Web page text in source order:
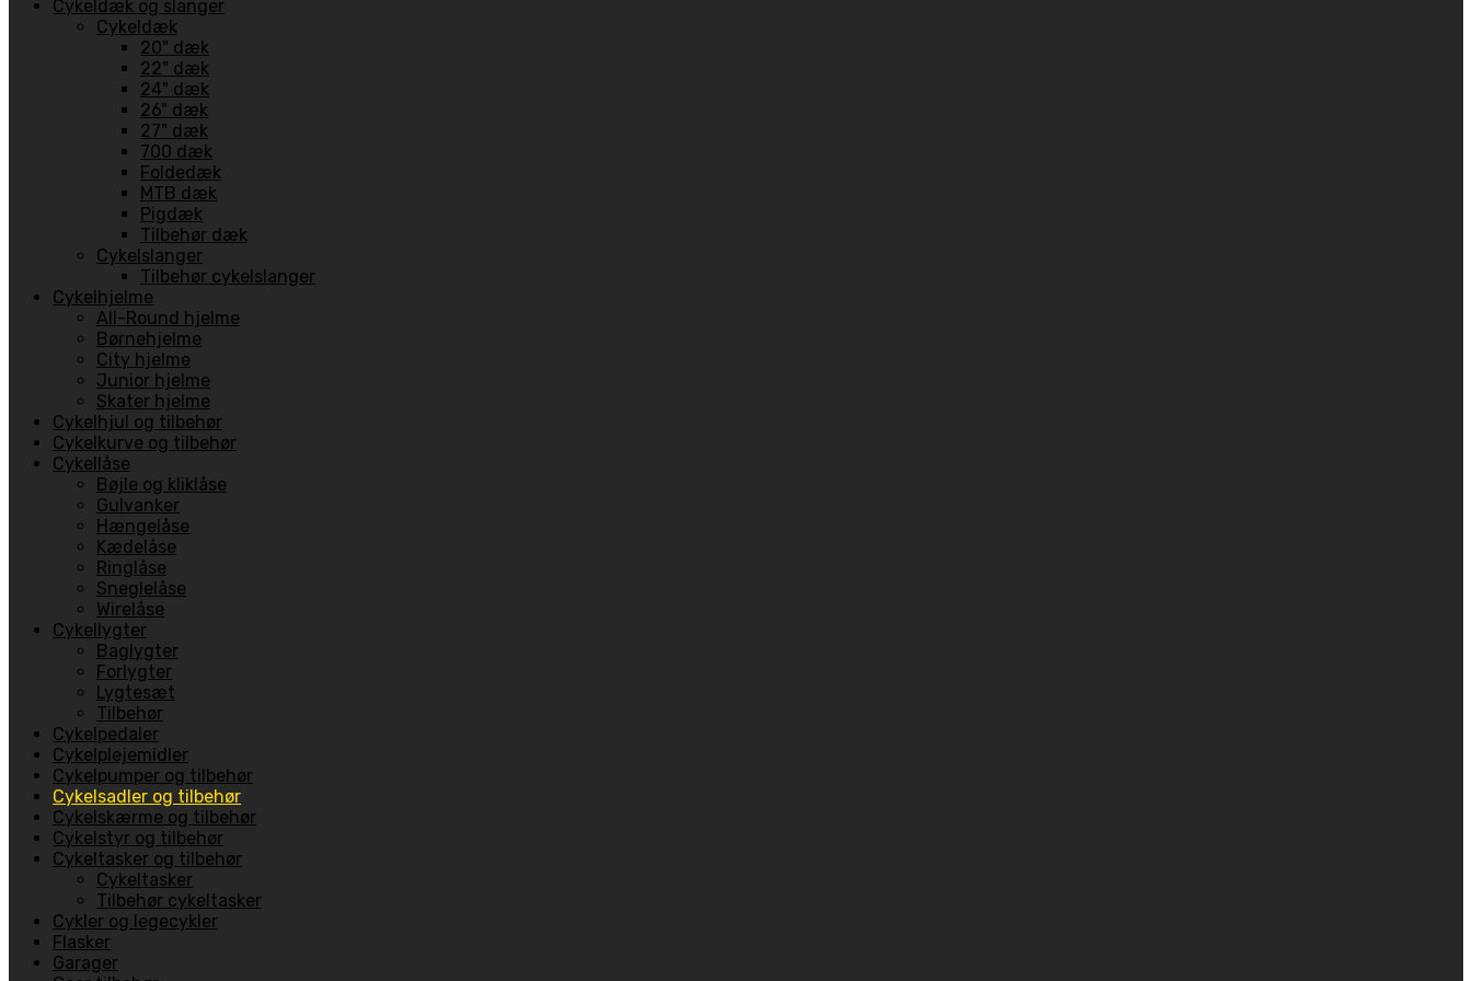
Cykeldæk og slanger
Cykeldæk
20" dæk
22" dæk
24" dæk
26" dæk
27" dæk
700 dæk
Foldedæk
MTB dæk
Pigdæk
Tilbehør dæk
Cykelslanger
Tilbehør cykelslanger
Cykelhjelme
All-Round hjelme
Børnehjelme
City hjelme
Junior hjelme
Skater hjelme
Cykelhjul og tilbehør
Cykelkurve og tilbehør
Cykellåse
Bøjle og kliklåse
Gulvanker
Hængelåse
Kædelåse
Ringlåse
Sneglelåse
Wirelåse
Cykellygter
Baglygter
Forlygter
Lygtesæt
Tilbehør
Cykelpedaler
Cykelplejemidler
Cykelpumper og tilbehør
Cykelsadler og tilbehør
Cykelskærme og tilbehør
Cykelstyr og tilbehør
Cykeltasker og tilbehør
Cykeltasker
Tilbehør cykeltasker
Cykler og legecykler
Flasker
Garager